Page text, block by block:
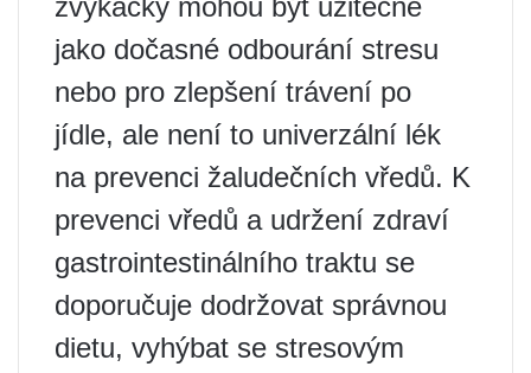
žvýkačky mohou být užitečné
jako dočasné odbourání stresu
nebo pro zlepšení trávení po
jídle, ale není to univerzální lék
na prevenci žaludečních vředů. K
prevenci vředů a udržení zdraví
gastrointestinálního traktu se
doporučuje dodržovat správnou
dietu, vyhýbat se stresovým